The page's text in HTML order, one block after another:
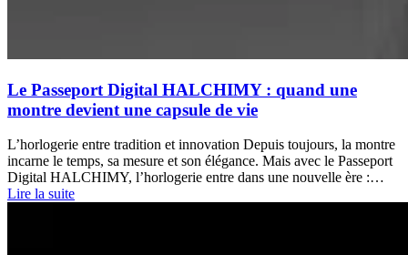
Le Passeport Digital HALCHIMY : quand une
montre devient une capsule de vie
L’horlogerie entre tradition et innovation Depuis toujours, la montre
incarne le temps, sa mesure et son élégance. Mais avec le Passeport
Digital HALCHIMY, l’horlogerie entre dans une nouvelle ère :…
Lire la suite